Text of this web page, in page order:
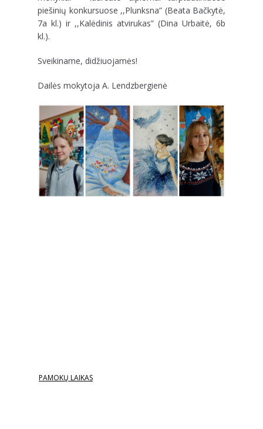
piešinių konkursuose ,,Plunksna” (Beata Bačkytė,
7a kl.) ir ,,Kalėdinis atvirukas” (Dina Urbaitė, 6b
kl.).
Sveikiname, didžiuojamės!
Dailės mokytoja A. Lendzbergienė
PAMOKŲ LAIKAS